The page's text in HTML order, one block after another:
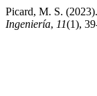
Picard, M. S.
Ingeniería, 11(1),